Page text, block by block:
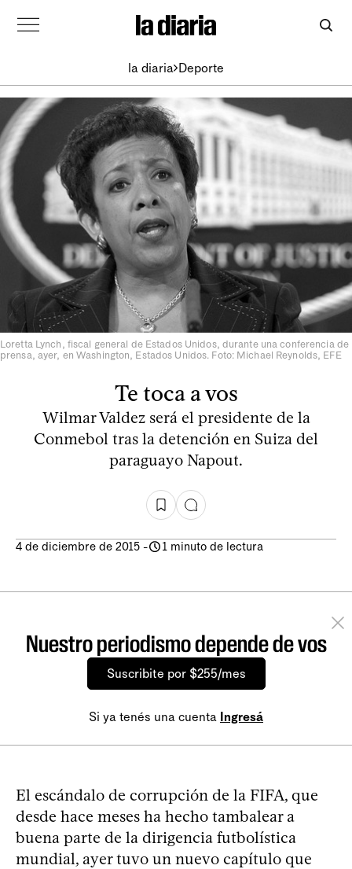
la diaria Deporte
Loretta Lynch, fiscal general de Estados Unidos, durante una conferencia de
prensa, ayer, en Washington, Estados Unidos. Foto: Michael Reynolds, EFE
Te toca a vos
Wilmar Valdez será el presidente de la
Conmebol tras la detención en Suiza del
paraguayo Napout.
4 de diciembre de 2015 - 1 minuto de lectura
Nuestro periodismo depende de vos
Suscribite por $255/mes
Si ya tenés una cuenta Ingresá
El escándalo de corrupción de la FIFA, que
desde hace meses ha hecho tambalear a
buena parte de la dirigencia futbolística
mundial, ayer tuvo un nuevo capítulo que